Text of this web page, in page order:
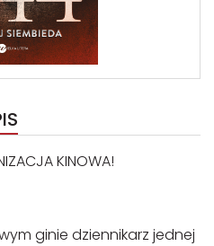
KINOWA!
ginie dziennikarz jednej